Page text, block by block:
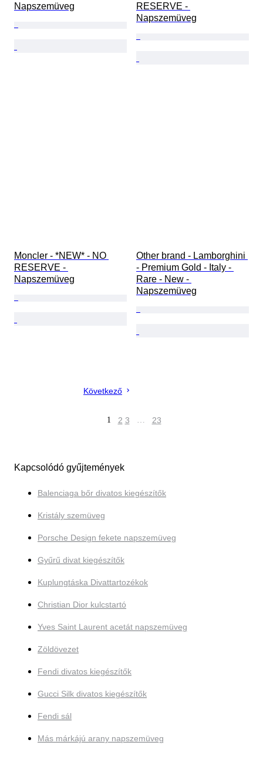
Napszemüveg
RESERVE -
Napszemüveg
Moncler - *NEW* - NO
RESERVE -
Napszemüveg
Other brand - Lamborghini
- Premium Gold - Italy -
Rare - New -
Napszemüveg
Következő
1 2 3 … 23
Kapcsolódó gyűjtemények
Balenciaga bőr divatos kiegészítők
Kristály szemüveg
Porsche Design fekete napszemüveg
Gyűrű divat kiegészítők
Kuplungtáska Divattartozékok
Christian Dior kulcstartó
Yves Saint Laurent acetát napszemüveg
Zöldövezet
Fendi divatos kiegészítők
Gucci Silk divatos kiegészítők
Fendi sál
Más márkájú arany napszemüveg